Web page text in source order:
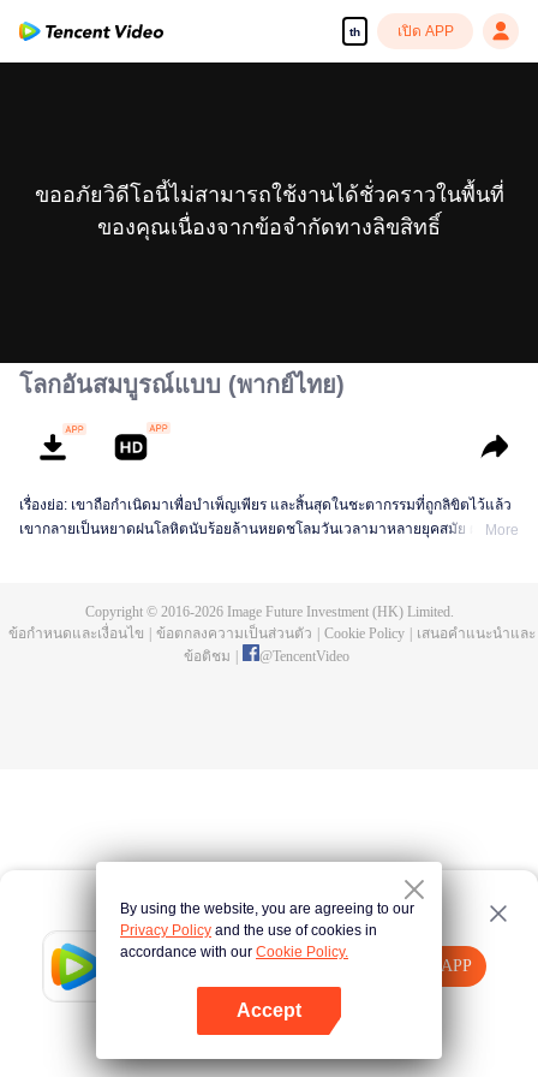
th เปิด APP
Tencent Video
เปิด APP
คลิกที่นี่ ลองใหม่อีกครั้ง
ขออภัยวิดีโอนี้ไม่สามารถใช้งานได้ชั่วคราวในพื้นที่
ของคุณเนื่องจากข้อจำกัดทางลิขสิทธิ์
โลกอันสมบูรณ์แบบ (พากย์ไทย)
เรื่องย่อ: เขาถือกำเนิดมาเพื่อบำเพ็ญเพียร และสิ้นสุดในชะตากรรมที่ถูกลิขิตไว้แล้ว
เขากลายเป็นหยาดฝนโลหิตนับร้อยล้านหยดชโลมวันเวลามาหลายยุคสมัย ผ่านMore
Copyright © 2016-2026Image Future Investment (HK) Limited.
ข้อกำหนดและเงื่อนไข
ข้อตกลงความเป็นส่วนตัว Cookie Policy
เสนอคำแนะนำและ
ข้อติชม
@TencentVideo
By using the website, you are agreeing to our
Privacy Policy and the use of cookies in
accordance with our Cookie Policy.
Accept